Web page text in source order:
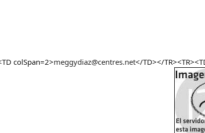
colSpan=2>meggydiaz@centres.net</TD></